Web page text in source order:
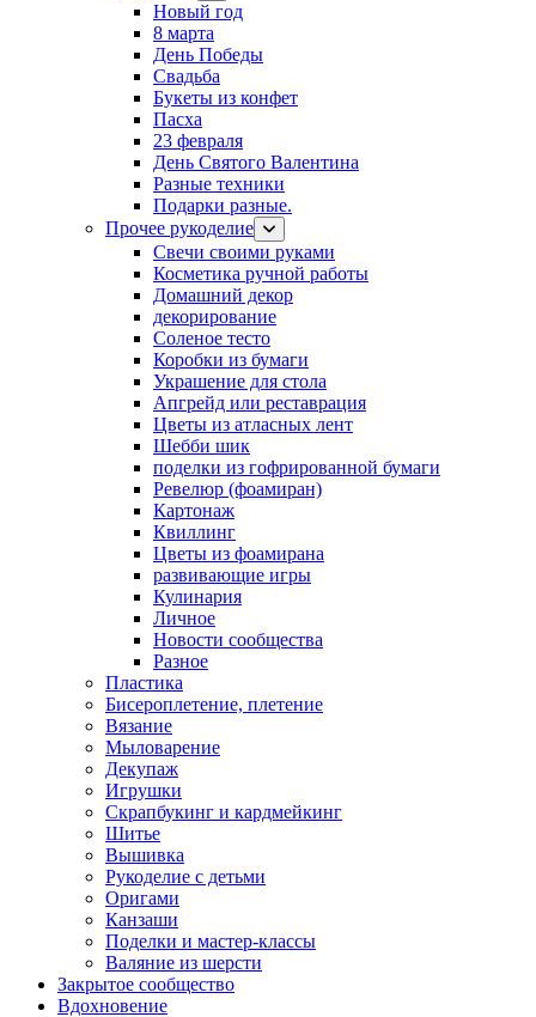
Новый год
8 марта
День Победы
Свадьба
Букеты из конфет
Пасха
23 февраля
День Святого Валентина
Разные техники
Подарки разные.
Прочее рукоделие
Свечи своими руками
Косметика ручной работы
Домашний декор
декорирование
Соленое тесто
Коробки из бумаги
Украшение для стола
Апгрейд или реставрация
Цветы из атласных лент
Шебби шик
поделки из гофрированной бумаги
Ревелюр (фоамиран)
Картонаж
Квиллинг
Цветы из фоамирана
развивающие игры
Кулинария
Личное
Новости сообщества
Разное
Пластика
Бисероплетение, плетение
Вязание
Мыловарение
Декупаж
Игрушки
Скрапбукинг и кардмейкинг
Шитье
Вышивка
Рукоделие с детьми
Оригами
Канзаши
Поделки и мастер-классы
Валяние из шерсти
Закрытое сообщество
Вдохновение